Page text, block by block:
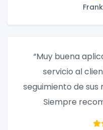
“Muy buena
servicio al
seguimiento de
Siempre